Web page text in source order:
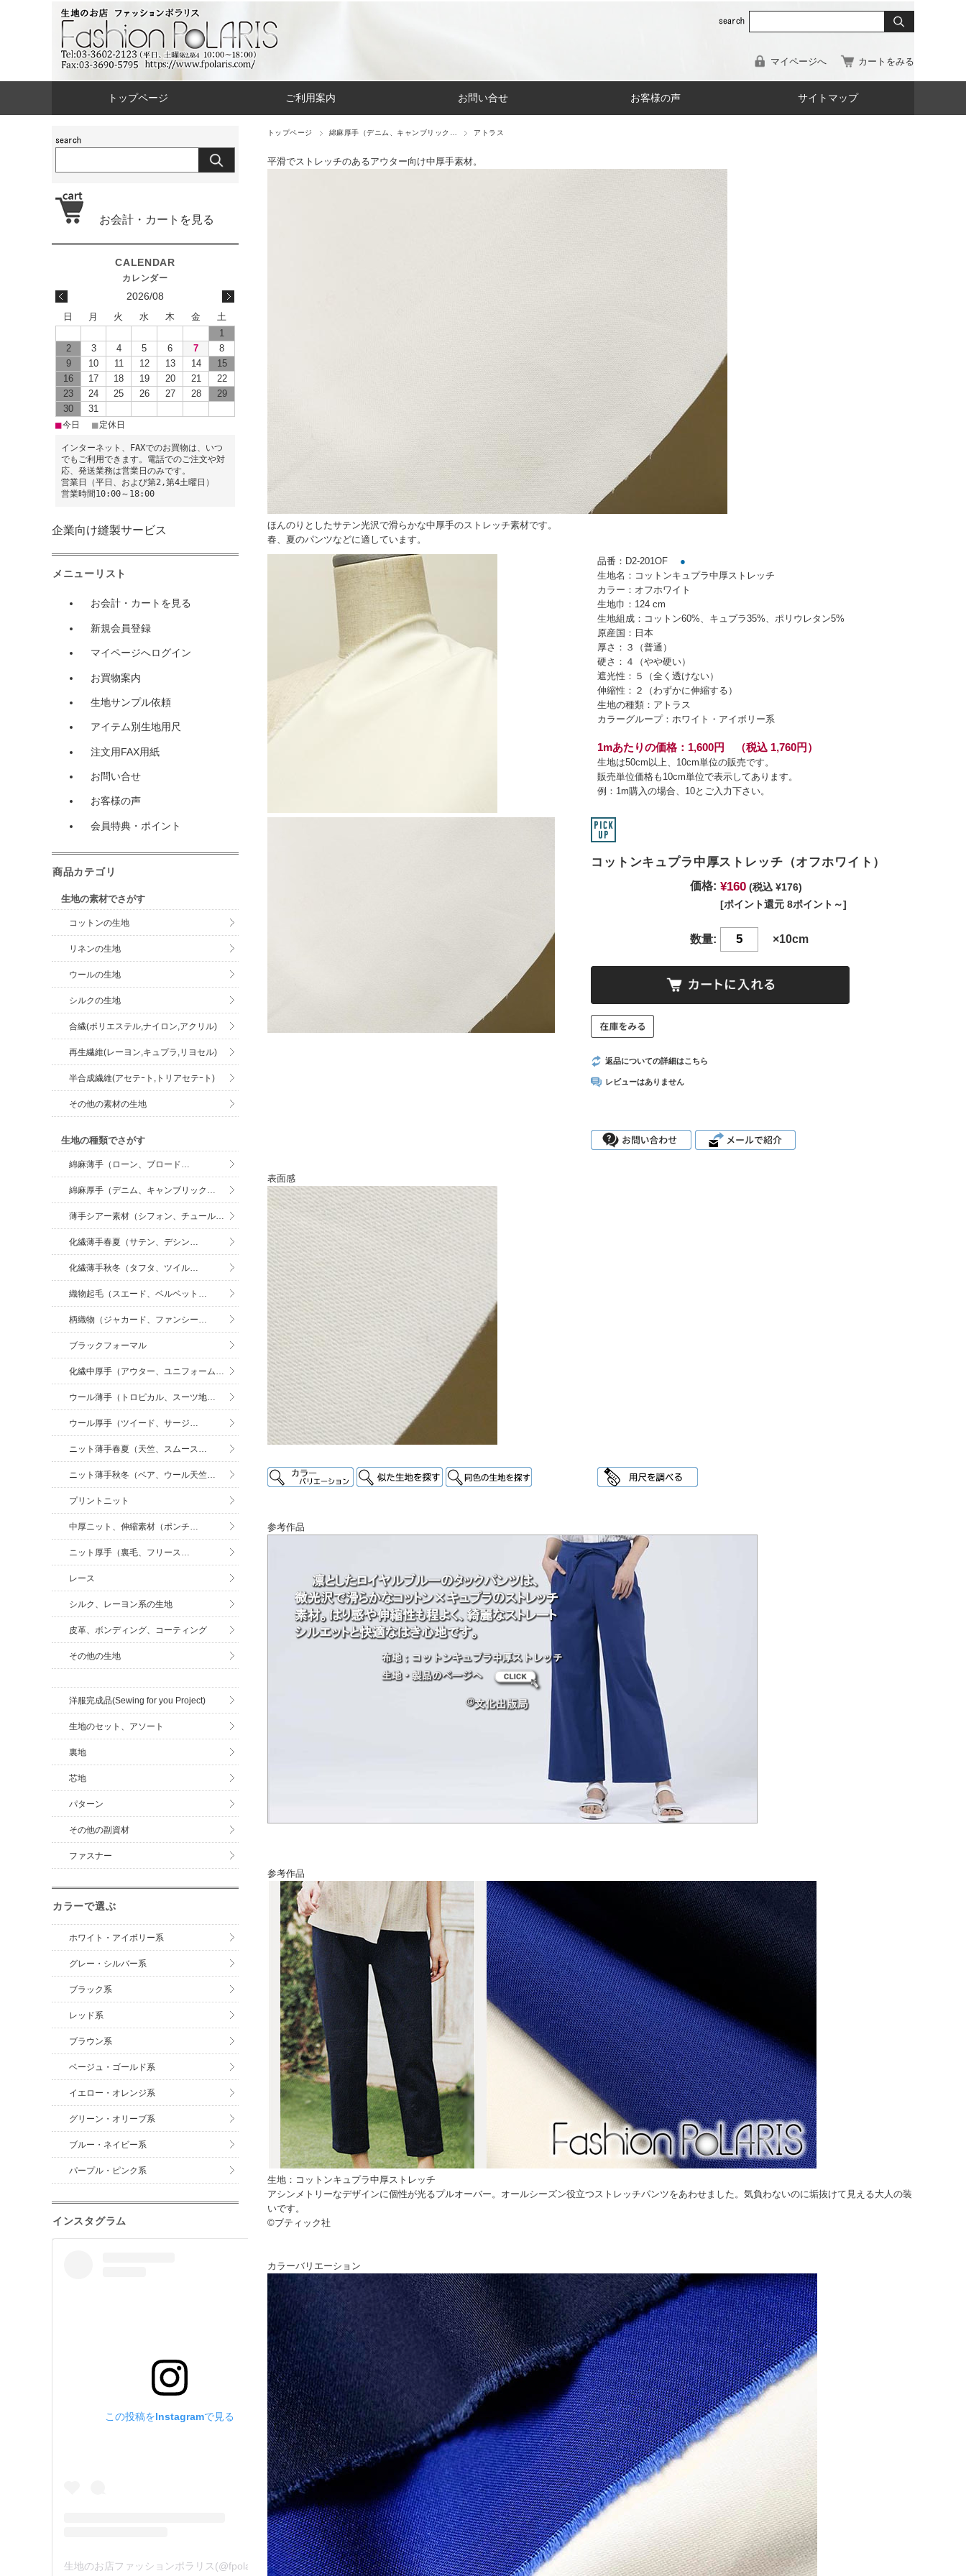
マイページへ カートをみる
トップページ ご利用案内 お問い合せ お客様の声 サイトマップ
トップページ 綿麻厚手（デニム、キャンブリック… アトラス
平滑でストレッチのあるアウター向け中厚手素材。
ほんのりとしたサテン光沢で滑らかな中厚手のストレッチ素材です。
春、夏のパンツなどに適しています。
品番：D2-201OF ●
生地名：コットンキュプラ中厚ストレッチ
カラー：オフホワイト
生地巾：124 cm
生地組成：コットン60%、キュプラ35%、ポリウレタン5%
原産国：日本
厚さ：３（普通）
硬さ：４（やや硬い）
遮光性：５（全く透けない）
伸縮性：２（わずかに伸縮する）
生地の種類：アトラス
カラーグループ：ホワイト・アイボリー系
1mあたりの価格：1,600円 （税込 1,760円）
生地は50cm以上、10cm単位の販売です。
販売単位価格も10cm単位で表示してあります。
例：1m購入の場合、10とご入力下さい。
コットンキュプラ中厚ストレッチ（オフホワイト）
価格: ¥160 (税込 ¥176)
[ポイント還元 8ポイント～]
数量: ×10cm
返品についての詳細はこちら
レビューはありません
表面感
参考作品
参考作品
生地：コットンキュプラ中厚ストレッチ
アシンメトリーなデザインに個性が光るプルオーバー。オールシーズン役立つストレッチパンツをあわせました。気負わないのに垢抜けて見える大人の装
いです。
©ブティック社
カラーバリエーション
お会計・カートを見る
2026/08
日 月 火 水 木 金
土
1
2
3 4 5 6 7
8
9
10 11 12 13 14
15
16
17 18 19 20 21
22
23
24 25 26 27 28
29
30
31
■今日 ■ 定休日
インターネット、FAXでのお買物は、いつ
でもご利用できます。電話でのご注文や対
応、発送業務は営業日のみです。
営業日（平日、および第2,第4土曜日）
営業時間10:00～18:00
企業向け縫製サービス
メニューリスト
お会計・カートを見る
新規会員登録
マイページへログイン
お買物案内
生地サンプル依頼
アイテム別生地用尺
注文用FAX用紙
お問い合せ
お客様の声
会員特典・ポイント
商品カテゴリ
生地の素材でさがす
コットンの生地
リネンの生地
ウールの生地
シルクの生地
合繊(ポリエステル,ナイロン,アクリル)
再生繊維(レーヨン,キュプラ,リヨセル)
半合成繊維(アセテｰト,トリアセテｰト)
その他の素材の生地
生地の種類でさがす
綿麻薄手（ローン、ブロード…
綿麻厚手（デニム、キャンブリック…
薄手シアー素材（シフォン、チュール…
化繊薄手春夏（サテン、デシン…
化繊薄手秋冬（タフタ、ツイル…
織物起毛（スエード、ベルベット…
柄織物（ジャカード、ファンシー…
ブラックフォーマル
化繊中厚手（アウター、ユニフォーム…
ウール薄手（トロピカル、スーツ地…
ウール厚手（ツイード、サージ…
ニット薄手春夏（天竺、スムース…
ニット薄手秋冬（ベア、ウール天竺…
プリントニット
中厚ニット、伸縮素材（ポンチ…
ニット厚手（裏毛、フリース…
レース
シルク、レーヨン系の生地
皮革、ボンディング、コーティング
その他の生地
洋服完成品(Sewing for you Project)
生地のセット、アソート
裏地
芯地
パターン
その他の副資材
ファスナー
カラーで選ぶ
ホワイト・アイボリー系
グレー・シルバー系
ブラック系
レッド系
ブラウン系
ベージュ・ゴールド系
イエロー・オレンジ系
グリーン・オリーブ系
ブルー・ネイビー系
パープル・ピンク系
インスタグラム
この投稿をInstagramで見る
生地のお店ファッションポラリス(@fpolaris_textile)がシェアした投稿